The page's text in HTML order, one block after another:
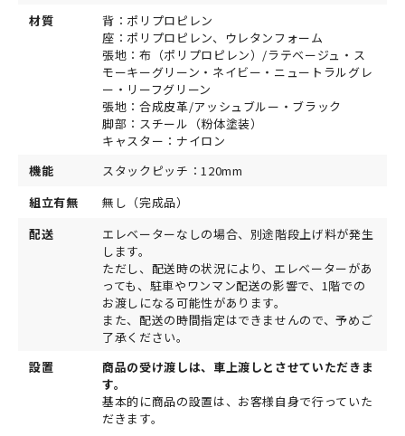
材質
背：ポリプロピレン
座：ポリプロピレン、ウレタンフォーム
張地：布（ポリプロピレン）/ラテベージュ・ス
モーキーグリーン・ネイビー・ニュートラルグレ
ー・リーフグリーン
張地：合成皮革/アッシュブルー・ブラック
脚部：スチール（粉体塗装）
キャスター：ナイロン
機能
スタックピッチ：120mm
組立有無
無し（完成品）
配送
エレベーターなしの場合、別途階段上げ料が発生
します。
ただし、配送時の状況により、エレベーターがあ
っても、駐車やワンマン配送の影響で、1階での
お渡しになる可能性があります。
また、配送の時間指定はできませんので、予めご
了承ください。
設置
商品の受け渡しは、車上渡しとさせていただきま
す。
基本的に商品の設置は、お客様自身で行っていた
だきます。